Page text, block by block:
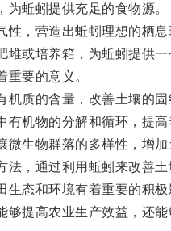
蚯蚓提供充足的食物源。
，营造出蚯蚓理想的栖息
或培养箱，为蚯蚓提供一
要的意义。
的含量，改善土壤的固
物的分解和循环，提高
生物群落的多样性，增加
，通过利用蚯蚓来改善土
态和环境有着重要的积极
高农业生产效益，还能